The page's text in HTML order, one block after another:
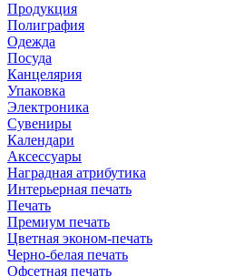
Продукция
Полиграфия
Одежда
Посуда
Канцелярия
Упаковка
Электроника
Сувениры
Календари
Аксессуары
Наградная атрибутика
Интерьерная печать
Печать
Премиум печать
Цветная эконом-печать
Черно-белая печать
Офсетная печать